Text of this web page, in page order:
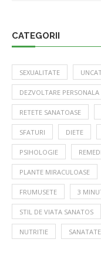
CATEGORII
SEXUALITATE
DEZVOLTARE PERSONALA
RETETE SANATOASE
SFATURI DIETE
PSIHOLOGIE
PLANTE MIRACULOASE
FRUMUSETE 3
STIL DE VIATA SANATOS
NUTRITIE